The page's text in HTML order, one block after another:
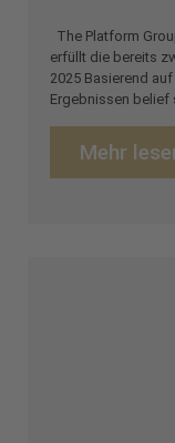
The Platform
erfüllt die bereits
2025 Basierend
Ergebnissen belief
Mehr